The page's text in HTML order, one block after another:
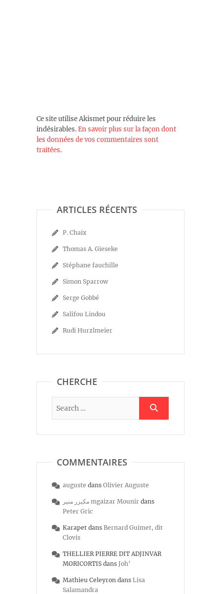
Ce site utilise Akismet pour réduire les
indésirables.En savoir plus sur la façon dont
les données de vos commentaires sont
traitées.
ARTICLES RÉCENTS
P. Chaix
Thomas A. Gieseke
Stéphane fauchille
Simon Sparrow
Serge Gobbé
Salifou Lindou
Rudi Hurzlmeier
CHERCHE
COMMENTAIRES
auguste dans Olivier Auguste
مكيزر منير mgaizar Mounir dans
Peter Gric
Karapet dans Bernard Guimet, dit
Clovis
THELLIER PIERRE DIT ADJINVAR
MORICORTIS dans Joh’
Mathieu Celeyron dans Lisa
Salamandra